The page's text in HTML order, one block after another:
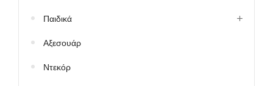
Παιδικά
Αξεσουάρ
Ντεκόρ